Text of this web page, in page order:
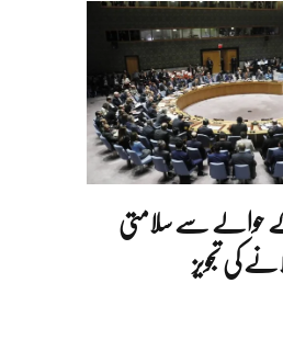
حوالے سے سلامتی
کی تجویز